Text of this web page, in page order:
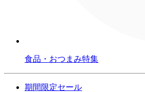
食品・おつまみ特集
期間限定セール